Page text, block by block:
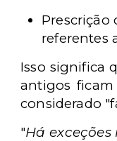
referentes
Isso significa
antigos
considerado
"Há